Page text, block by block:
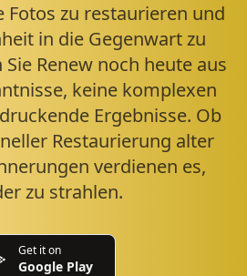
Fotos zu restaurieren und
in die Gegenwart zu
Renew noch heute aus
keine komplexen
Ergebnisse. Ob
Restaurierung alter
verdienen es,
zu strahlen.
Get it on
Google Play